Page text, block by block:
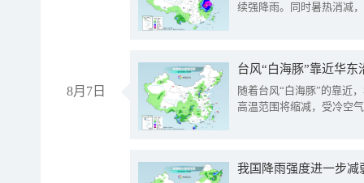
续强降雨。同时暑热消减
8月7日
台风“白海豚”靠近华
随着台风“白海豚”的靠近
高温范围将缩减，受冷空